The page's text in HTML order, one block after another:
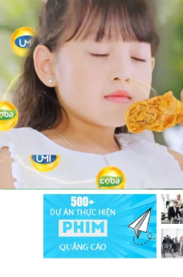
XEM TRỰC TIẾP XEM